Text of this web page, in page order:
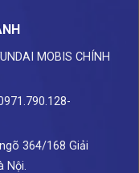
MOBIS CHÍNH
364/168 Giải
Nội.